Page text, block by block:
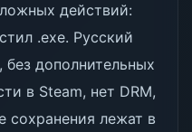
действий:
.exe. Русский
дополнительных
в Steam, нет DRM,
сохранения лежат в